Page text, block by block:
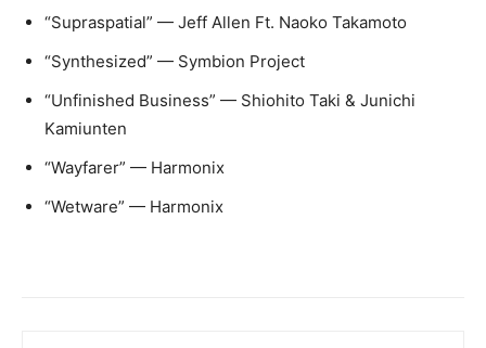
“Supraspatial” — Jeff Allen Ft. Naoko Takamoto
“Synthesized” — Symbion Project
“Unfinished Business” — Shiohito Taki & Junichi
Kamiunten
“Wayfarer” — Harmonix
“Wetware” — Harmonix